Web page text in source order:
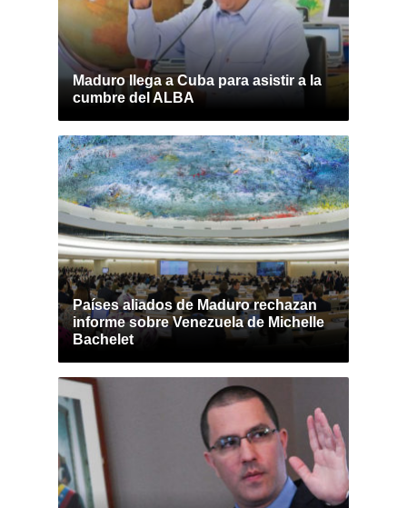
Maduro llega a Cuba para asistir a la
cumbre del ALBA
Países aliados de Maduro rechazan
informe sobre Venezuela de Michelle
Bachelet